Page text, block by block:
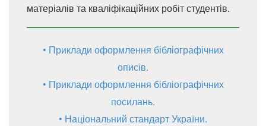
матеріалів та кваліфікаційних робіт студентів.
• Приклади оформлення бібліографічних
описів.
• Приклади оформлення бібліографічних
посилань.
• Національний стандарт України.